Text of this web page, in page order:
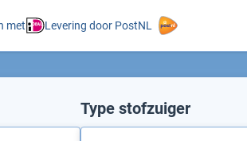
met Levering door PostNL
Type stofzuiger